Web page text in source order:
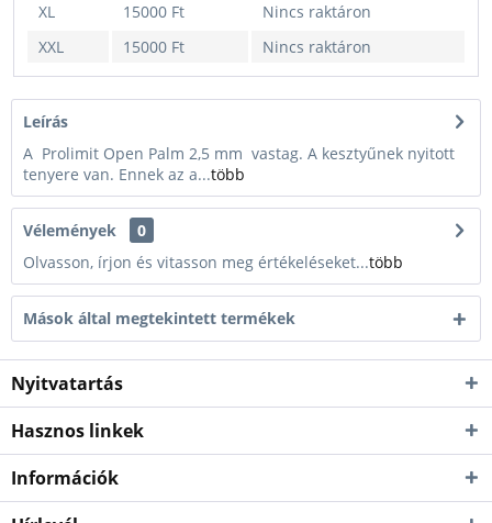
XL
15000 Ft
Nincs raktáron
XXL
15000 Ft Nincs raktáron
Leírás
A Prolimit Open Palm 2,5 mm vastag. A kesztyűnek nyitott
tenyere van. Ennek az a...több
Vélemények
0
Olvasson, írjon és vitasson meg értékeléseket...több
Mások által megtekintett termékek
Nyitvatartás
Hasznos linkek
Információk